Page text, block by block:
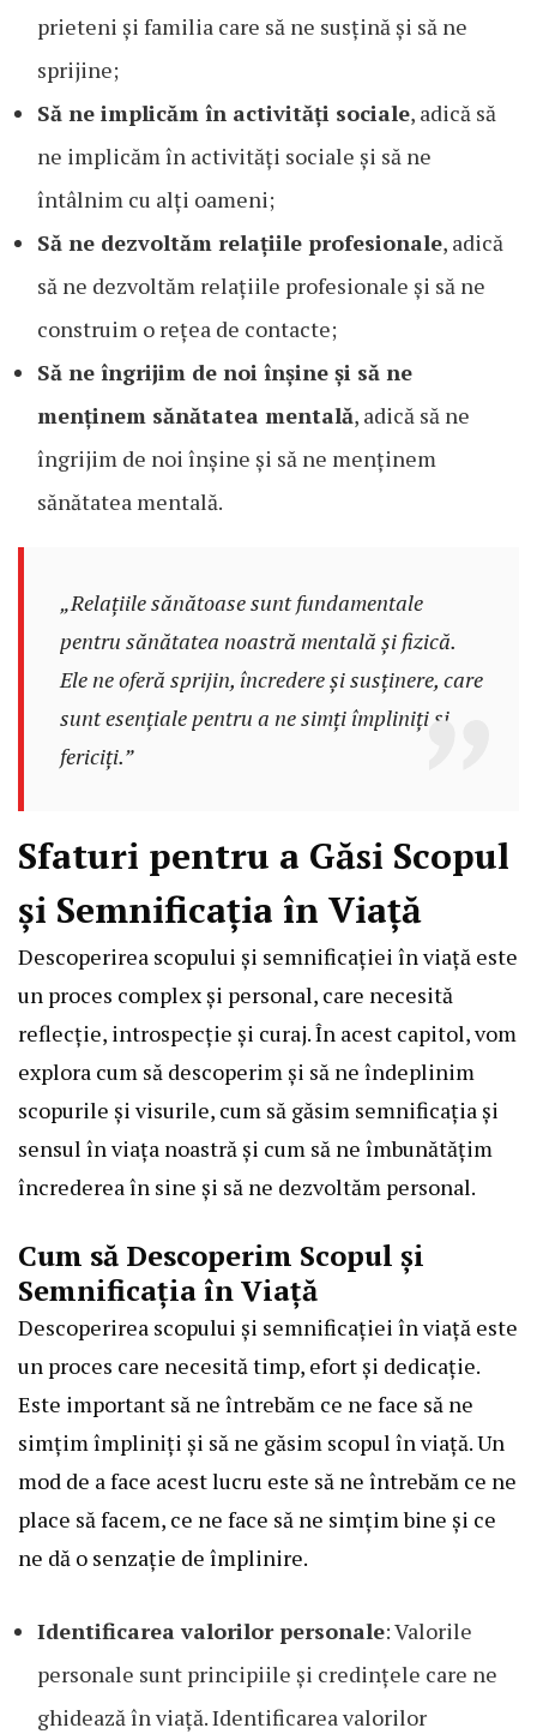
prieteni și familia care să ne susțină și să ne
sprijine;
Să ne implicăm în activități sociale, adică să
ne implicăm în activități sociale și să ne
întâlnim cu alți oameni;
Să ne dezvoltăm relațiile profesionale, adică
să ne dezvoltăm relațiile profesionale și să ne
construim o rețea de contacte;
Să ne îngrijim de noi înșine și să ne
menținem sănătatea mentală, adică să ne
îngrijim de noi înșine și să ne menținem
sănătatea mentală.
„Relațiile sănătoase sunt fundamentale
pentru sănătatea noastră mentală și fizică.
Ele ne oferă sprijin, încredere și susținere, care
sunt esențiale pentru a ne simți împliniți și
fericiți.”
Sfaturi pentru a Găsi Scopul
și Semnificația în Viață
Descoperirea scopului și semnificației în viață este
un proces complex și personal, care necesită
reflecție, introspecție și curaj. În acest capitol, vom
explora cum să descoperim și să ne îndeplinim
scopurile și visurile, cum să găsim semnificația și
sensul în viața noastră și cum să ne îmbunătățim
încrederea în sine și să ne dezvoltăm personal.
Cum să Descoperim Scopul și
Semnificația în Viață
Descoperirea scopului și semnificației în viață este
un proces care necesită timp, efort și dedicație.
Este important să ne întrebăm ce ne face să ne
simțim împliniți și să ne găsim scopul în viață. Un
mod de a face acest lucru este să ne întrebăm ce ne
place să facem, ce ne face să ne simțim bine și ce
ne dă o senzație de împlinire.
Identificarea valorilor personale: Valorile
personale sunt principiile și credințele care ne
ghidează în viață. Identificarea valorilor